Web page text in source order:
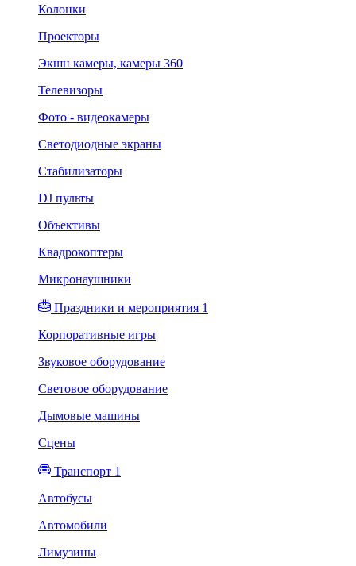
Колонки
Проекторы
Экшн камеры, камеры 360
Телевизоры
Фото - видеокамеры
Светодиодные экраны
Стабилизаторы
DJ пульты
Объективы
Квадрокоптеры
Микронаушники
Праздники и мероприятия 1
Корпоративные игры
Звуковое оборудование
Световое оборудование
Дымовые машины
Сцены
Транспорт 1
Автобусы
Автомобили
Лимузины